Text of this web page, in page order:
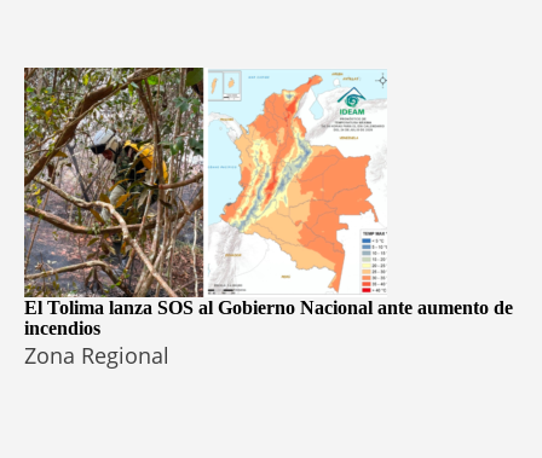
El Tolima lanza SOS al Gobierno Nacional ante aumento de
incendios
Zona Regional